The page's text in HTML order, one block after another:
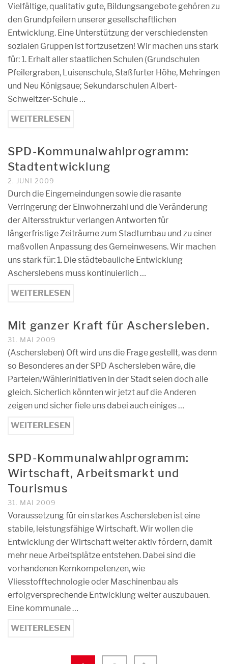
Vielfältige, qualitativ gute, Bildungsangebote gehören zu
den Grundpfeilern unserer gesellschaftlichen
Entwicklung. Eine Unterstützung der verschiedensten
sozialen Gruppen ist fortzusetzen! Wir machen uns stark
für: 1. Erhalt aller staatlichen Schulen (Grundschulen
Pfeilergraben, Luisenschule, Staßfurter Höhe, Mehringen
und Neu Königsaue; Sekundarschulen Albert-
Schweitzer-Schule …
WEITERLESEN
SPD-Kommunalwahlprogramm:
Stadtentwicklung
2. JUNI 2009
Durch die Eingemeindungen sowie die rasante
Verringerung der Einwohnerzahl und die Veränderung
der Altersstruktur verlangen Antworten für
längerfristige Zeiträume zum Stadtumbau und zu einer
maßvollen Anpassung des Gemeinwesens. Wir machen
uns stark für: 1. Die städtebauliche Entwicklung
Ascherslebens muss kontinuierlich …
WEITERLESEN
Mit ganzer Kraft für Aschersleben.
31. MAI 2009
(Aschersleben) Oft wird uns die Frage gestellt, was denn
so Besonderes an der SPD Aschersleben wäre, die
Parteien/Wählerinitiativen in der Stadt seien doch alle
gleich. Sicherlich könnten wir jetzt auf die Anderen
zeigen und sicher fiele uns dabei auch einiges …
WEITERLESEN
SPD-Kommunalwahlprogramm:
Wirtschaft, Arbeitsmarkt und
Tourismus
31. MAI 2009
Voraussetzung für ein starkes Aschersleben ist eine
stabile, leistungsfähige Wirtschaft. Wir wollen die
Entwicklung der Wirtschaft weiter aktiv fördern, damit
mehr neue Arbeitsplätze entstehen. Dabei sind die
vorhandenen Kernkompetenzen, wie
Vliesstofftechnologie oder Maschinenbau als
erfolgversprechende Entwicklung weiter auszubauen.
Eine kommunale …
WEITERLESEN